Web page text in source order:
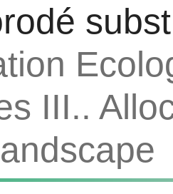
III..